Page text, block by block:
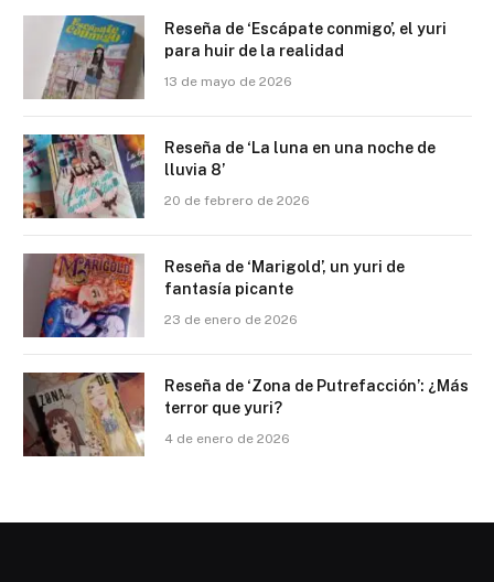
Reseña de ‘Escápate conmigo’, el yuri
para huir de la realidad
13 de mayo de 2026
Reseña de ‘La luna en una noche de
lluvia 8’
20 de febrero de 2026
Reseña de ‘Marigold’, un yuri de
fantasía picante
23 de enero de 2026
Reseña de ‘Zona de Putrefacción’: ¿Más
terror que yuri?
4 de enero de 2026